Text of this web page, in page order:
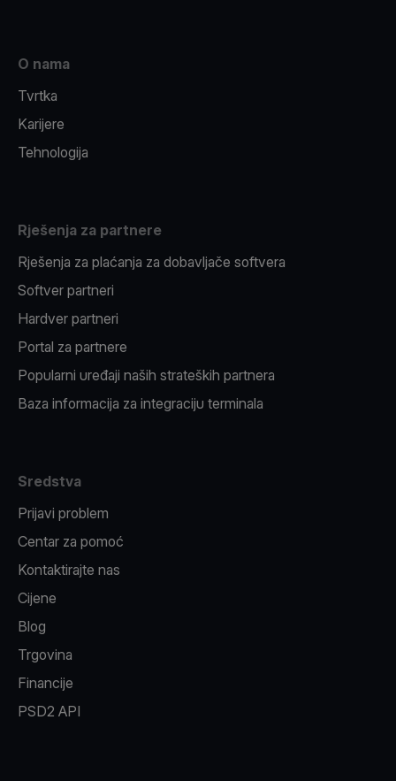
O nama
Tvrtka
Karijere
Tehnologija
Rješenja za partnere
Rješenja za plaćanja za dobavljače softvera
Softver partneri
Hardver partneri
Portal za partnere
Popularni uređaji naših strateških partnera
Baza informacija za integraciju terminala
Sredstva
Prijavi problem
Centar za pomoć
Kontaktirajte nas
Cijene
Blog
Trgovina
Financije
PSD2 API